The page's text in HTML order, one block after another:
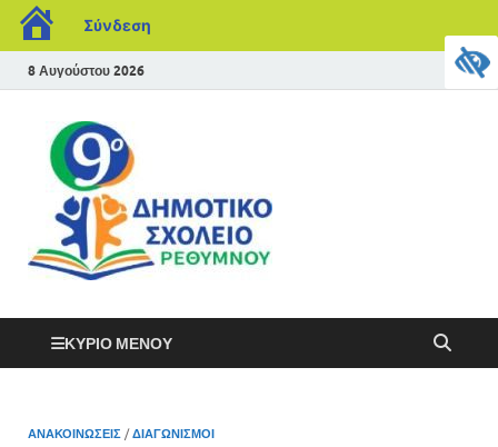
Σύνδεση
8 Αυγούστου 2026
ΚΎΡΙΟ ΜΕΝΟΎ
ΑΝΑΚΟΙΝΏΣΕΙΣ /ΔΙΑΓΩΝΙΣΜΟΊ